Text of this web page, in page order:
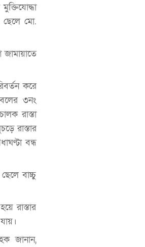
ছেলে মো.
করে
৩নং
রাস্তা
রাস্তার
বন্ধ
বাচ্চু
রাস্তার
জানান,